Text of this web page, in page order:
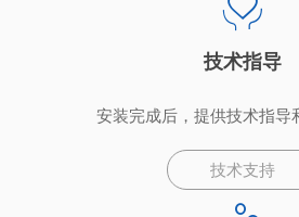
技术指导
安装完成后，提供技术指导
技术支持